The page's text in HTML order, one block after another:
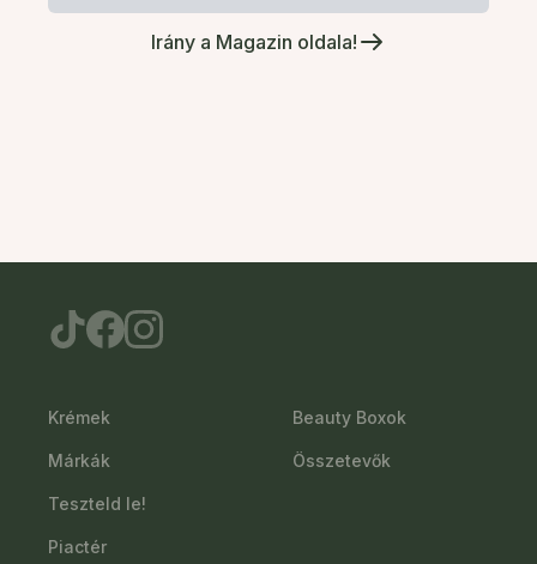
Irány a Magazin oldala!
Krémek
Márkák
Teszteld le!
Piactér
Beauty Boxok
Összetevők